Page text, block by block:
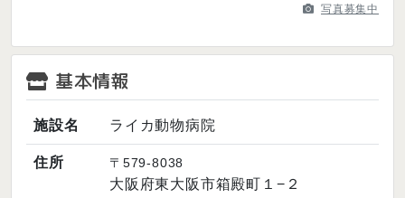
写真募集中
基本情報
施設名 ライカ動物病院
住所 〒579-8038
大阪府東大阪市箱殿町１−２